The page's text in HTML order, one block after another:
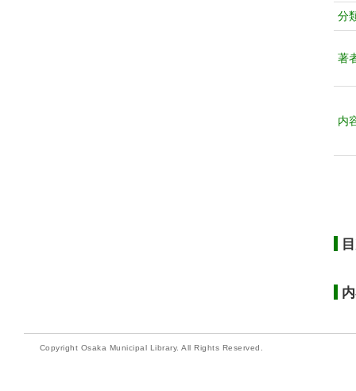
分
著
内
Copyright Osaka Municipal Library. All Rights Reserved.